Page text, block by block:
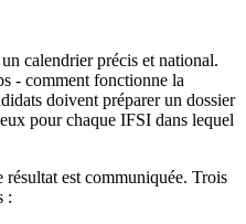
calendrier précis et national.
- comment fonctionne la
doivent préparer un dossier
pour chaque IFSI dans lequel
résultat est communiquée. Trois
: